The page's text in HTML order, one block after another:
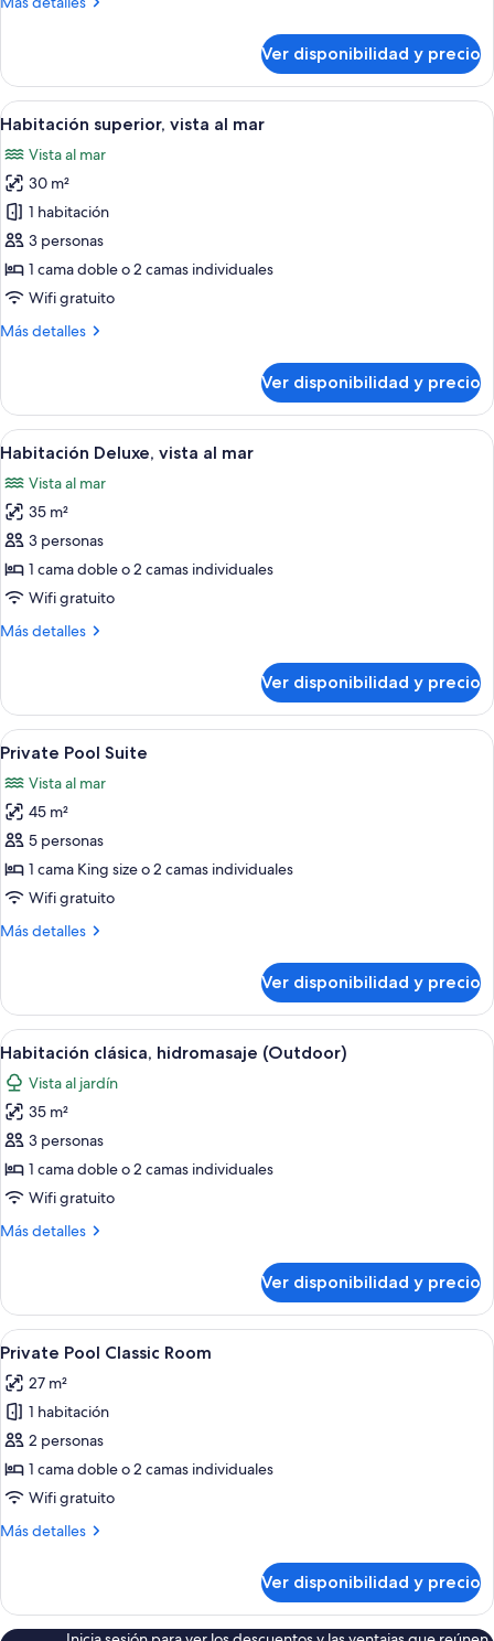
al
estándar,
vista
al
Ver disponibilidad y precio
Ver
todas
las
fotos
de
Habitación
superior,
vista
mar
Habitación de hotel con cama,
2
Habitación superior, vista al mar
Vista al mar
30 m²
1 habitación
3 personas
1 cama doble o 2 camas individuales
Wifi gratuito
Más detalles
Más
superior,
vista
al
Ver disponibilidad y precio
Ver
todas
las
fotos
de
Habitación
Deluxe,
al
Habitación de hotel moderna con
1
Habitación Deluxe, vista al mar
Vista al mar
35 m²
3 personas
1 cama doble o 2 camas individuales
Wifi gratuito
Más detalles
Más
Deluxe,
vista
al
Ver disponibilidad y precio
Ver
todas
las
fotos
de
Private
Pool
Habitación de hotel moderna con
3
Private Pool Suite
Vista al mar
45 m²
5 personas
1 cama King size o 2 camas individuales
Wifi gratuito
Más detalles
Más
Pool
Suite
Ver disponibilidad y precio
Ver
todas
las
fotos
de
Habitación
clásica,
(Outdoor)
Un jacuzzi y zona de estar con vista
1
Habitación clásica, hidromasaje (Outdoor)
Vista al jardín
35 m²
3 personas
1 cama doble o 2 camas individuales
Wifi gratuito
Más detalles
Más
clásica,
hidromasaje
(Outdoor)
Ver disponibilidad y precio
Ver
todas
las
fotos
de
Private
Pool
Room
Una mujer con un vestido azul
3
Private Pool Classic Room
27 m²
1 habitación
2 personas
1 cama doble o 2 camas individuales
Wifi gratuito
Más detalles
Más
Pool
Classic
Ver disponibilidad y precio